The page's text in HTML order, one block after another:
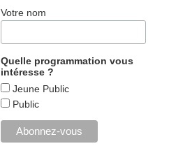
Votre nom
Quelle programmation vous
intéresse ?
Jeune Public
Public